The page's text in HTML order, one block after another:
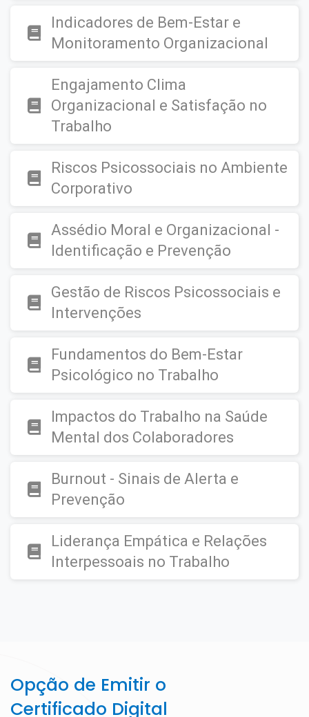
Indicadores de Bem-Estar e
Monitoramento Organizacional
Engajamento Clima
Organizacional e Satisfação no
Trabalho
Riscos Psicossociais no Ambiente
Corporativo
Assédio Moral e Organizacional -
Identificação e Prevenção
Gestão de Riscos Psicossociais e
Intervenções
Fundamentos do Bem-Estar
Psicológico no Trabalho
Impactos do Trabalho na Saúde
Mental dos Colaboradores
Burnout - Sinais de Alerta e
Prevenção
Liderança Empática e Relações
Interpessoais no Trabalho
Opção de Emitir o
Certificado Digital